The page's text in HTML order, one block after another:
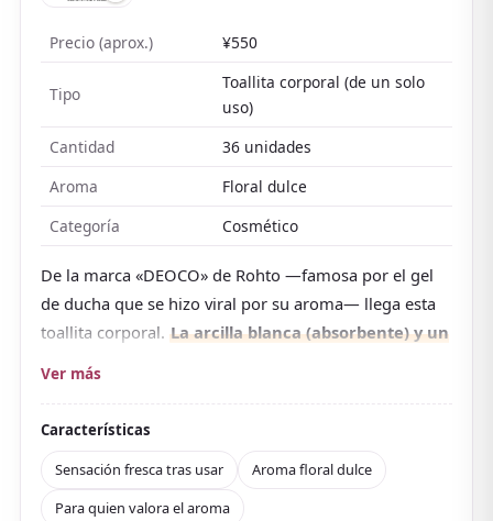
Precio (aprox.) ¥550
Tipo
Toallita corporal (de un solo
uso)
Cantidad
36 unidades
Aroma
Floral dulce
Categoría
Cosmético
De la marca «DEOCO» de Rohto —famosa por el gel
de ducha que se hizo viral por su aroma— llega esta
toallita corporal. La arcilla blanca (absorbente) y un
polvo secante retiran el sudor y el sebo que
También lleva un derivado de vitamina C como
componente hidratante. Su mayor atractivo es el
aroma: usa fragancia con «lactona», un compuesto
aromático que, según dicen, disminuye con la edad,
Ver más
Características
Sensación fresca tras usar
Aroma floral dulce
Para quien valora el aroma